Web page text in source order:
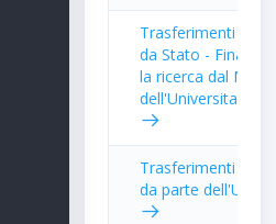
Trasferimenti per
da Stato -
la ricerca dal
dell'Universita' e
Trasferimenti per
da parte